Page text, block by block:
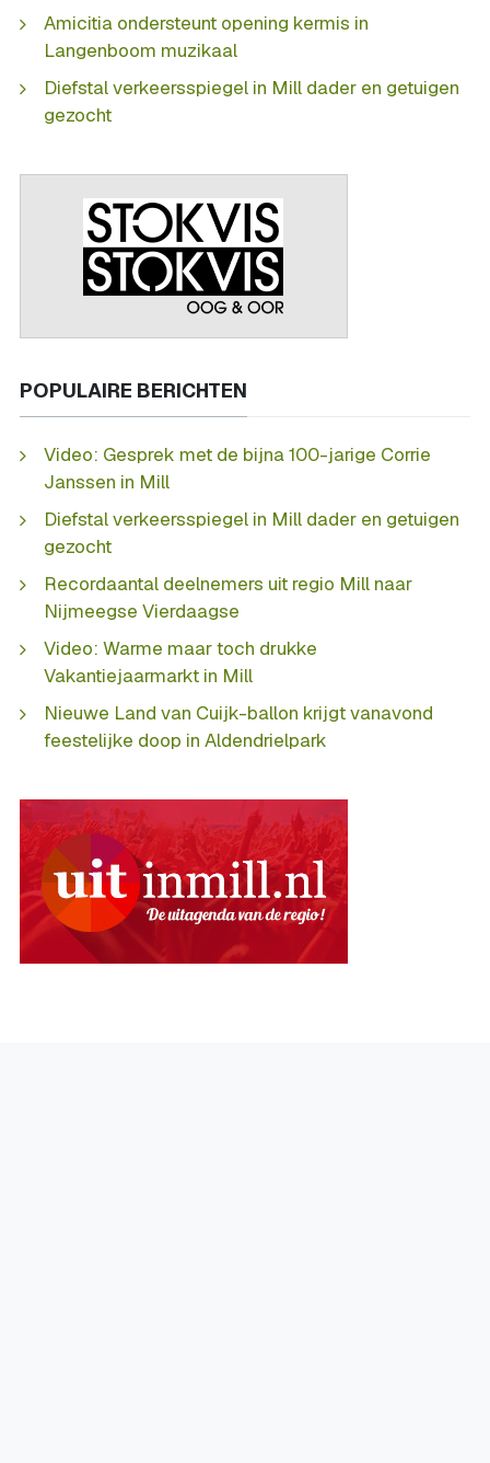
Amicitia ondersteunt opening kermis in
Langenboom muzikaal
Diefstal verkeersspiegel in Mill dader en getuigen
gezocht
POPULAIRE BERICHTEN
Video: Gesprek met de bijna 100-jarige Corrie
Janssen in Mill
Diefstal verkeersspiegel in Mill dader en getuigen
gezocht
Recordaantal deelnemers uit regio Mill naar
Nijmeegse Vierdaagse
Video: Warme maar toch drukke
Vakantiejaarmarkt in Mill
Nieuwe Land van Cuijk-ballon krijgt vanavond
feestelijke doop in Aldendrielpark